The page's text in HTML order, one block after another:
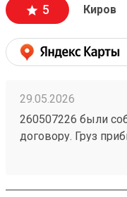
5 Киров
29.05.2026
260507226 были
договору. Груз
упаковки и